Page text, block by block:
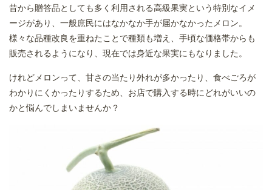
昔から贈答品としても多く利用される高級果実という特別なイメ
ージがあり、一般庶民にはなかなか手が届かなかったメロン。
様々な品種改良を重ねたことで種類も増え、手頃な価格帯からも
販売されるようになり、現在では身近な果実にもなりました。
けれどメロンって、甘さの当たり外れが多かったり、食べごろが
わかりにくかったりするため、お店で購入する時にどれがいいの
かと悩んでしまいませんか？